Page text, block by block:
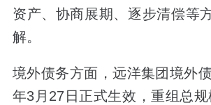
资产、协商展期、逐步清偿等
解。
境外债务方面，远洋集团境外
年3月27日正式生效，重组总